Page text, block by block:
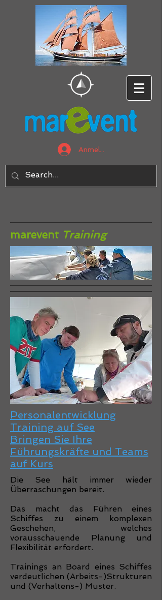
Anmelden
marevent Training
Personalentwicklung
Training auf See
Bringen Sie Ihre
Führungskräfte und Teams
auf Kurs
Die See hält immer wieder
Überraschungen bereit.
Das macht das Führen eines
Schiffes zu einem komplexen
Geschehen, welches
vorausschauende Planung und
Flexibilität erfordert.
Trainings an Board eines Schiffes
verdeutlichen (Arbeits-)Strukturen
und (Verhaltens-) Muster.